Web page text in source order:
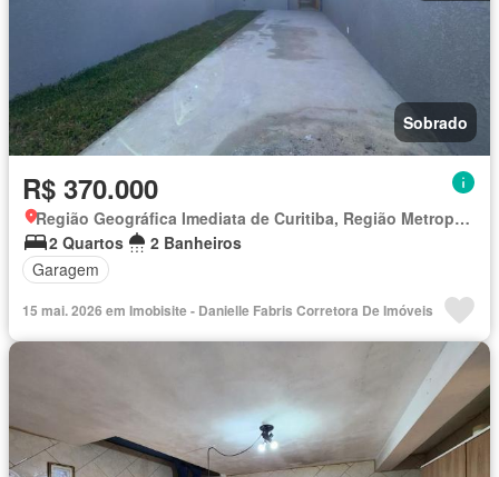
Sobrado
R$ 370.000
Região Geográfica Imediata de Curitiba, Região Metropolitana de Curitiba
2 Quartos
2 Banheiros
Garagem
15 mai. 2026 em Imobisite - Danielle Fabris Corretora De Imóveis